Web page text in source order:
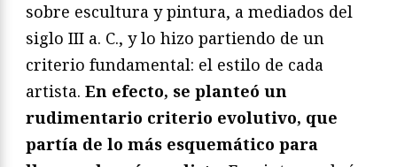
sobre escultura y pintura, a mediados del
siglo III a. C., y lo hizo partiendo de un
criterio fundamental: el estilo de cada
artista. En efecto, se planteó un
rudimentario criterio evolutivo, que
partía de lo más esquemático para